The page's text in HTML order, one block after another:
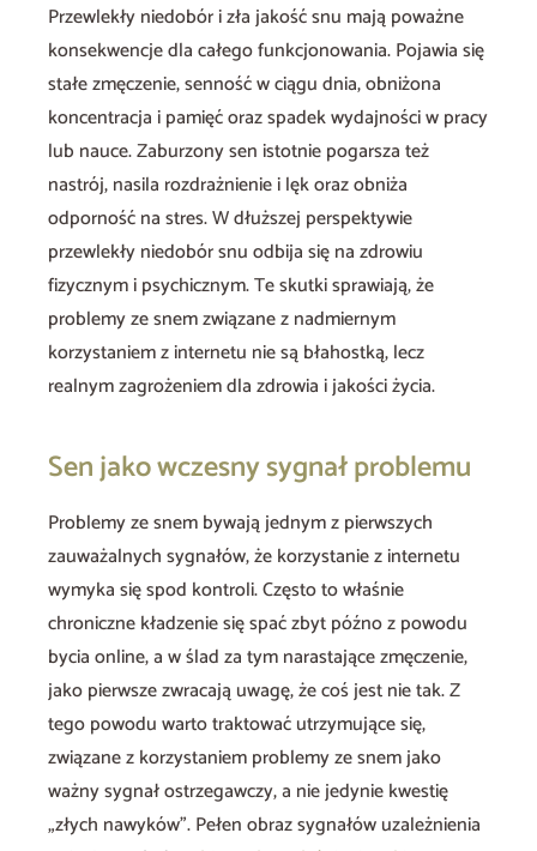
Przewlekły niedobór i zła jakość snu mają poważne
konsekwencje dla całego funkcjonowania. Pojawia się
stałe zmęczenie, senność w ciągu dnia, obniżona
koncentracja i pamięć oraz spadek wydajności w pracy
lub nauce. Zaburzony sen istotnie pogarsza też
nastrój, nasila rozdrażnienie i lęk oraz obniża
odporność na stres. W dłuższej perspektywie
przewlekły niedobór snu odbija się na zdrowiu
fizycznym i psychicznym. Te skutki sprawiają, że
problemy ze snem związane z nadmiernym
korzystaniem z internetu nie są błahostką, lecz
realnym zagrożeniem dla zdrowia i jakości życia.
Sen jako wczesny sygnał problemu
Problemy ze snem bywają jednym z pierwszych
zauważalnych sygnałów, że korzystanie z internetu
wymyka się spod kontroli. Często to właśnie
chroniczne kładzenie się spać zbyt późno z powodu
bycia online, a w ślad za tym narastające zmęczenie,
jako pierwsze zwracają uwagę, że coś jest nie tak. Z
tego powodu warto traktować utrzymujące się,
związane z korzystaniem problemy ze snem jako
ważny sygnał ostrzegawczy, a nie jedynie kwestię
„złych nawyków”. Pełen obraz sygnałów uzależnienia